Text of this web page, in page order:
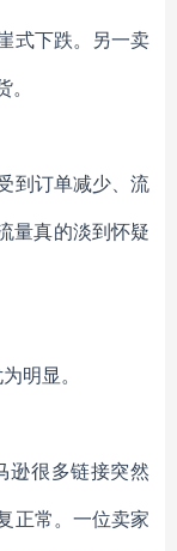
式下跌。另一卖
到订单减少、流
量真的淡到怀疑
明显。
逊很多链接突然
正常。一位卖家